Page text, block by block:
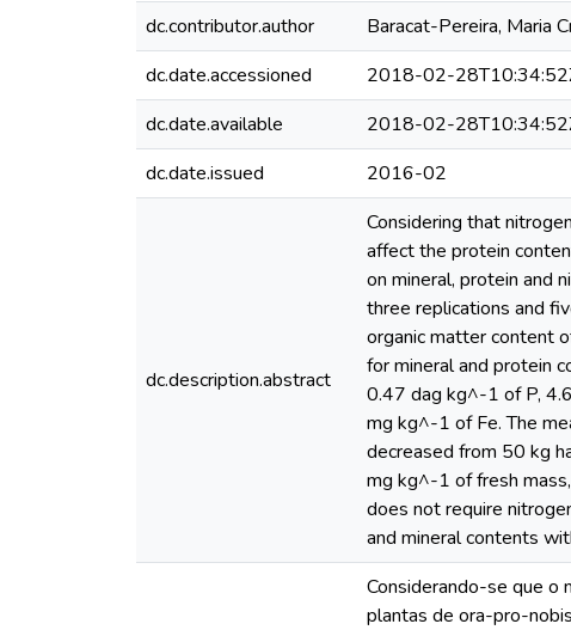
dc.contributor.author
Baracat-Pereira, Maria
dc.date.accessioned
2018-02-
dc.date.available
2018-02-
dc.date.issued
2016-02
dc.description.abstract
Considering that
affect the protein
on mineral, protein and
three replications and
organic matter content
for mineral and protein
0.47 dag kg^-1 of P,
mg kg^-1 of Fe. The
decreased from 50 kg
mg kg^-1 of fresh
does not require
and mineral contents
Considerando-se que o
plantas de ora-pro-